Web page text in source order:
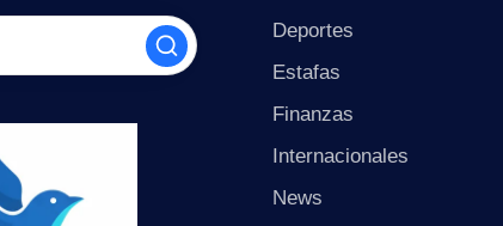
Deportes
Estafas
Finanzas
Internacionales
News